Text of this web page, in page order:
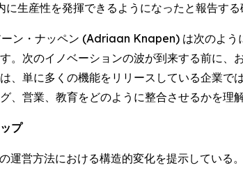
生産性を発揮できるようになったと報告する
ン・ナッペン (Adriaan Knapen) は次のよ
。次のイノベーションの波が到来する前に
、単に多くの機能をリリースしている企業
、営業、教育をどのように整合させるかを理
プ
運営方法における構造的変化を提示してい